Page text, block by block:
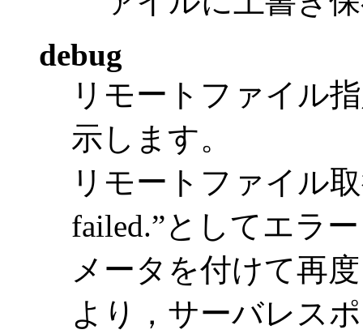
debug
リモートファイル
示します。
リモートファイル
failed.”としてエラ
メータを付けて再
より，サーバレス